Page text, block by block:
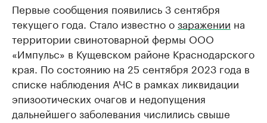
Первые сообщения появились 3 сентября
текущего года. Стало известно озаражении на
территории свинотоварной фермы ООО
«Импульс» в Кущевском районе Краснодарского
края. По состоянию на 25 сентября 2023 года в
списке наблюдения АЧС в рамках ликвидации
эпизоотических очагов и недопущения
дальнейшего заболевания числились свыше